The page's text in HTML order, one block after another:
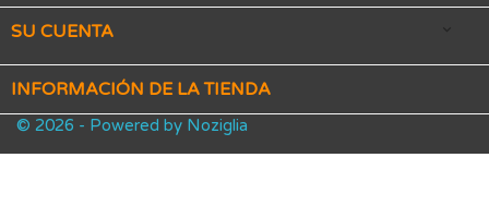
SU CUENTA 
INFORMACIÓN DE LA TIENDA
© 2026 - Powered by Noziglia